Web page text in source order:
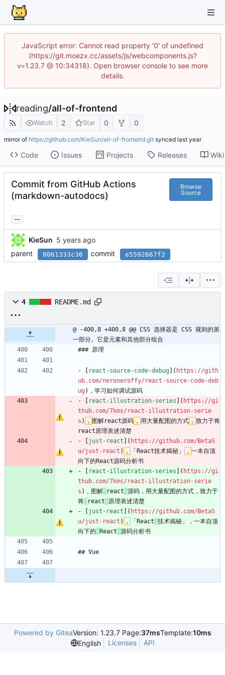
JavaScript error: Cannot read property '0' of undefined
(https://git.moezx.cc/assets/js/webcomponents.js?
v=1.23.7 @ 10:34318). Open browser console to see more
details.
reading/all-of-frontend
Watch 2 Star 0 0
mirror of https://github.com/KieSun/all-of-frontend.git synced
Code Issues Projects Releases Wiki
Commit from GitHub Actions
(markdown-autodocs)
Browse
Source
...
KieSun
parent
8061333c36 commit e5592667f2
4 README.md
@ -400,8 +400,8 @@ CSS 选择器是 CSS 规则的第
一部分。它是元素和其他部分组合
### 原理
- [ react-source-code-debug ]( https://gith
ub.com/neroneroffy/react-source-code-deb
ug )，学习如何调试源码
- [
react-illustration-series ]( https://gi
thub.com/7kms/react-illustration-serie
s ) ， 图解react源码 ， 用大量配图的方式 ， 致力于将
react原理表述清楚
- [ just-react ]( https://github.com/BetaS
u/just-react ) ， 「React技术揭秘」 ， 一本自顶
向下的React源码分析书
- [
react-illustration-series ]( https://gi
thub.com/7kms/react-illustration-serie
s )，图解 react 源码，用大量配图的方式，致力于
将
react
原理表述清楚
- [ just-react ]( https://github.com/BetaS
u/just-react ) ， 「React 技术揭秘」，一本自顶
向下的
React 源码分析书
## Vue
Powered by GiteaVersion: 1.23.7 Page:37msTemplate:10ms
English
Licenses API